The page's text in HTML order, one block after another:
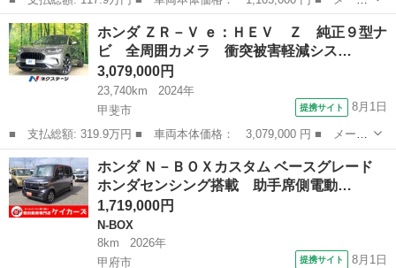
ー名： ホンダ ■ 車種名： Ｎ－ＢＯＸ ■ グレード名： Ｇ・Ｅ
Ｘホンダセンシング 電動スライドドア ＳＤナビ バックカメラ
衝突被害...
山梨 甲斐市 N-BOX
ホンダ ＺＲ－Ｖ ｅ：ＨＥＶ Ｚ 純正９型ナ
ビ 全周囲カメラ 衝突被害軽減シス…
3,079,000円
23,740km
2024年
甲斐市
提携サイト 8月1日
■ 支払総額: 319.9万円 ■ 車両本体価格： 3,079,000 円 ■ メーカ
ー名： ホンダ ■ 車種名： ＺＲ－Ｖ ■ グレード名： ｅ：ＨＥ
Ｖ Ｚ 純正９型ナビ 全周囲カメラ 衝突被害軽減システム 禁煙
車 電動...
山梨 甲斐市 ホンダ
ホンダ Ｎ－ＢＯＸカスタム ベースグレード
ホンダセンシング搭載 助手席側電動…
1,719,000円
N-BOX
8km
2026年
甲府市
提携サイト 8月1日